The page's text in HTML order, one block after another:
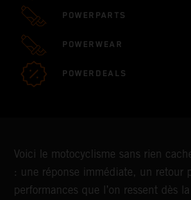
POWERPARTS
POWERWEAR
POWERDEALS
Voici le motocyclisme sans rien
: une réponse immédiate, un retour
performances que l’on ressent dès